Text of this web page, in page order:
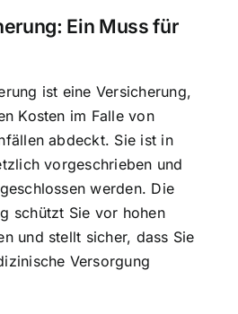
Ein Muss für
ist eine Versicherung,
Kosten im Falle von
abdeckt. Sie ist in
vorgeschrieben und
werden. Die
schützt Sie vor hohen
und stellt sicher, dass Sie
Versorgung